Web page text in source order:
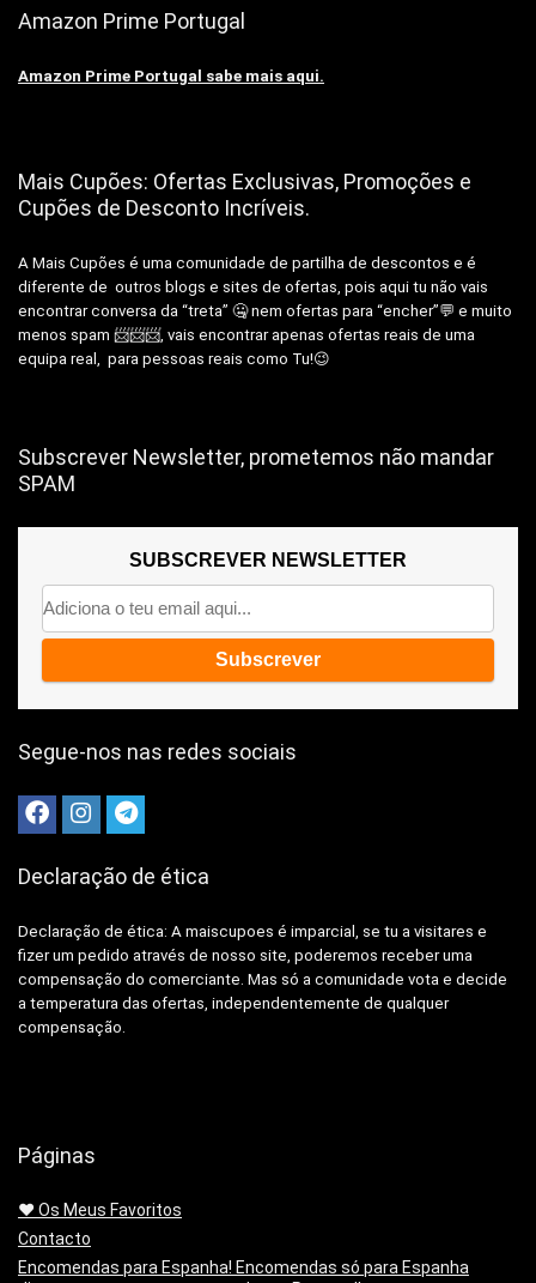
Amazon Prime Portugal
Amazon Prime Portugal sabe mais aqui.
Mais Cupões: Ofertas Exclusivas, Promoções e
Cupões de Desconto Incríveis.
A Mais Cupões é uma comunidade de partilha de descontos e é
diferente de outros blogs e sites de ofertas, pois aqui tu não vais
encontrar conversa da “treta” 🤐 nem ofertas para “encher”💬 e muito
menos spam 📨📨📨, vais encontrar apenas ofertas reais de uma
equipa real, para pessoas reais como Tu!😉
Subscrever Newsletter, prometemos não mandar
SPAM
SUBSCREVER NEWSLETTER
Segue-nos nas redes sociais
Declaração de ética
Declaração de ética: A maiscupoes é imparcial, se tu a visitares e
fizer um pedido através de nosso site, poderemos receber uma
compensação do comerciante. Mas só a comunidade vota e decide
a temperatura das ofertas, independentemente de qualquer
compensação.
Páginas
❤️ Os Meus Favoritos
Contacto
Encomendas para Espanha! Encomendas só para Espanha